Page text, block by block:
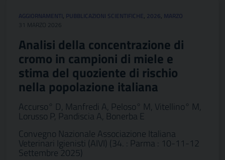
AGGIORNAMENTI, PUBBLICAZIONI SCIENTIFICHE, 2026, MARZO
31 MARZO 2026
Analisi della concentrazione di
cromo in campioni di miele e
stima del quoziente di rischio
nella popolazione italiana
Accurso° D, Manfredi A, Peloso° M, Vitellino° M,
Lorusso P, Pandiscia A, Bonerba E
Convegno Nazionale Associazione Italiana
Veterinari Igienisti (AIVI) (34. : Parma : 10-11-12
Settembre 2025)